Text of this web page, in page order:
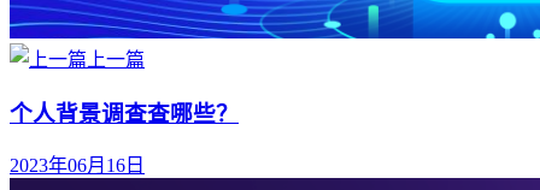
上一篇
个人背景调查查哪些？
2023年06月16日